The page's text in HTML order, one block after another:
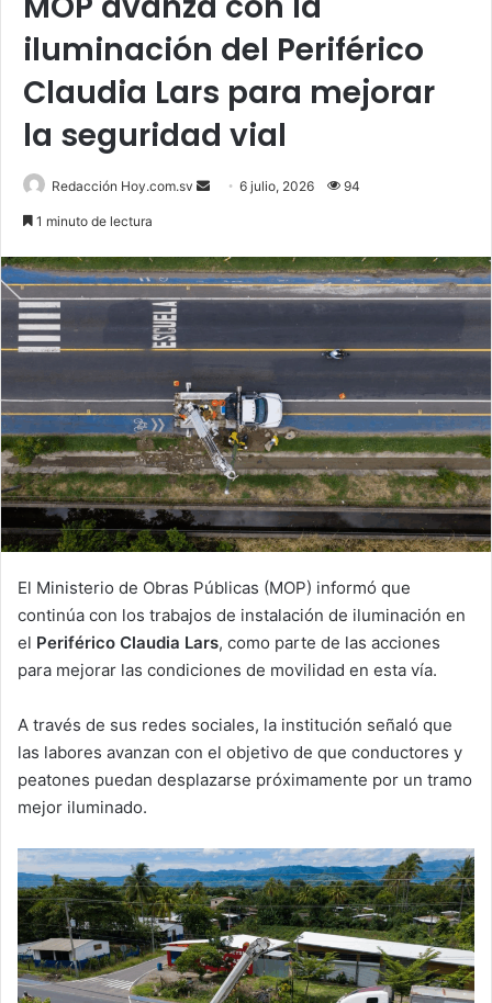
iluminación del Periférico
Claudia Lars para mejorar
la seguridad vial
Redacción Hoy.com.sv
Send6 julio, 2026 94
1 minuto de lectura
El Ministerio de Obras Públicas (MOP) informó que
continúa con los trabajos de instalación de iluminación en
el Periférico Claudia Lars, como parte de las acciones
para mejorar las condiciones de movilidad en esta vía.
A través de sus redes sociales, la institución señaló que
las labores avanzan con el objetivo de que conductores y
peatones puedan desplazarse próximamente por un tramo
mejor iluminado.